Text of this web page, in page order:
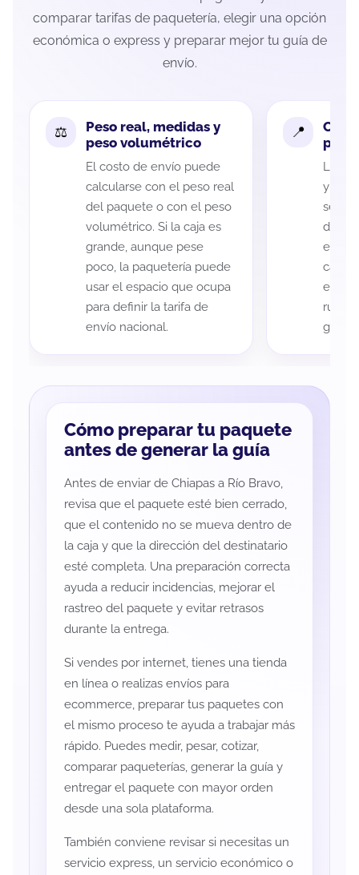
comparar tarifas de paquetería, elegir una opción
económica o express y preparar mejor tu guía de
envío.
Peso real, medidas y
peso volumétrico
El costo de envío puede
calcularse con el peso real
del paquete o con el peso
volumétrico. Si la caja es
grande, aunque pese
poco, la paquetería puede
usar el espacio que ocupa
para definir la tarifa de
envío nacional.
La
y Río
de
cada
es
ruta
guía
Cómo preparar tu paquete
antes de generar la guía
Antes de enviar de Chiapas a Río Bravo,
revisa que el paquete esté bien cerrado,
que el contenido no se mueva dentro de
la caja y que la dirección del destinatario
esté completa. Una preparación correcta
ayuda a reducir incidencias, mejorar el
rastreo del paquete y evitar retrasos
durante la entrega.
Si vendes por internet, tienes una tienda
en línea o realizas envíos para
ecommerce, preparar tus paquetes con
el mismo proceso te ayuda a trabajar más
rápido. Puedes medir, pesar, cotizar,
comparar paqueterías, generar la guía y
entregar el paquete con mayor orden
desde una sola plataforma.
También conviene revisar si necesitas un
servicio express, un servicio económico o